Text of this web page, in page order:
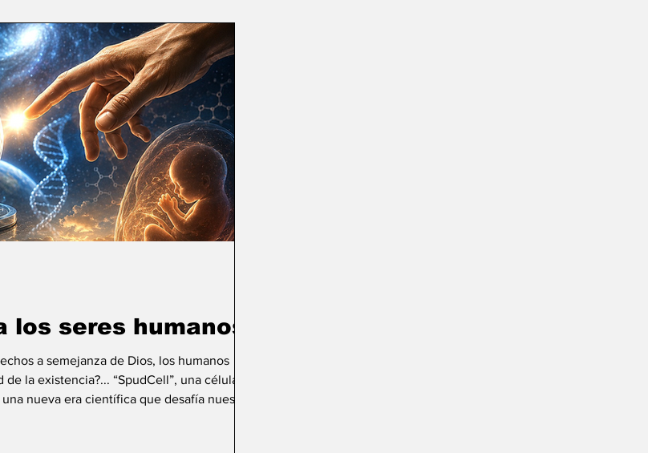
seres humanos?
a semejanza de Dios, los humanos
la existencia?... “SpudCell”, una célula
nueva era científica que desafía nuestras